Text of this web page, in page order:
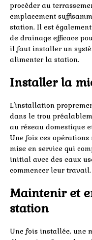
procéder au
emplacement
station. Il est
de drainage efficace
il faut installer un
alimenter la station.
Installer la
L’installation
dans le trou
au réseau domestique
Une fois ces
mise en service qui
initial avec des eaux
commencer leur travail.
Maintenir et
station
Une fois installée, une